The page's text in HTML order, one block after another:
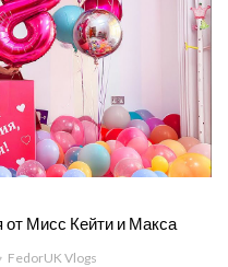
Мисс Кейти и Макса
FedorUK Vlogs